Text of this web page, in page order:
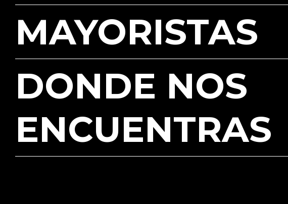
MAYORISTAS
DONDE NOS
ENCUENTRAS